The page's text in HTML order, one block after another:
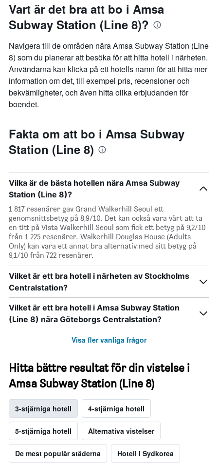
Vart är det bra att bo i Amsa
Subway Station (Line 8)?
Navigera till de områden nära Amsa Subway Station (Line
8) som du planerar att besöka för att hitta hotell i närheten.
Användarna kan klicka på ett hotells namn för att hitta mer
information om det, till exempel pris, recensioner och
bekvämligheter, och även hitta olika erbjudanden för
boendet.
Fakta om att bo i Amsa Subway
Station (Line 8)
Vilka är de bästa hotellen nära Amsa Subway
Station (Line 8)?
1 817 resenärer gav Grand Walkerhill Seoul ett
genomsnittsbetyg på 8,9/10. Det kan också vara värt att ta
en titt på Vista Walkerhill Seoul som fick ett betyg på 9,2/10
från 1 225 resenärer. Walkerhill Douglas House (Adults
Only) kan vara ett annat bra alternativ med sitt betyg på
9,1/10 från 722 resenärer.
Vilket är ett bra hotell i närheten av Stockholms
Centralstation?
Vilket är ett bra hotell i Amsa Subway Station
(Line 8) nära Göteborgs Centralstation?
Visa fler vanliga frågor
Hitta bättre resultat för din vistelse i
Amsa Subway Station (Line 8)
3-stjärniga hotell 4-stjärniga hotell
5-stjärniga hotell Alternativa vistelser
De mest populär städerna Hotell i Sydkorea